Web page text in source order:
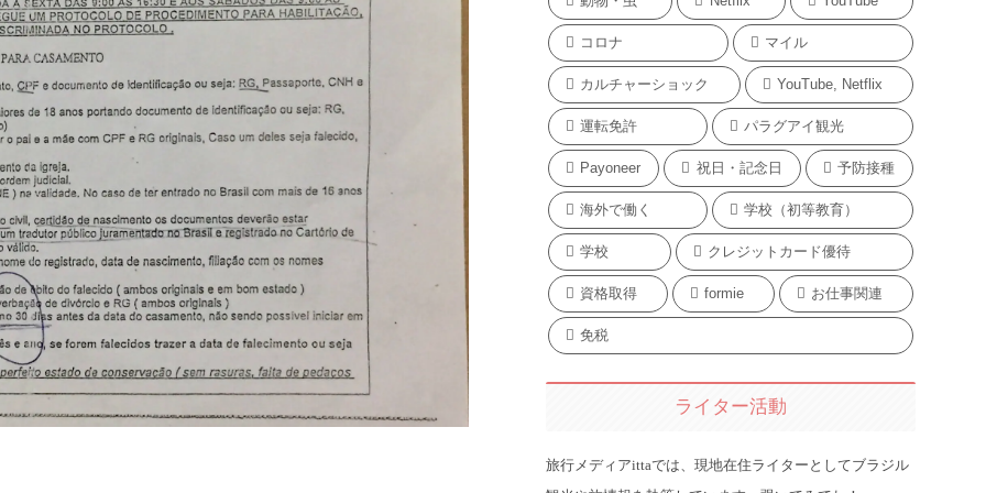
コロナ マイル
カルチャーショック YouTube, Netflix
運転免許 パラグアイ観光
Payoneer 祝日・記念日 予防接種
海外で働く 学校（初等教育）
学校 クレジットカード優待
資格取得 formie お仕事関連
免税
ライター活動
旅行メディアittaでは、現地在住ライターとしてブラジル